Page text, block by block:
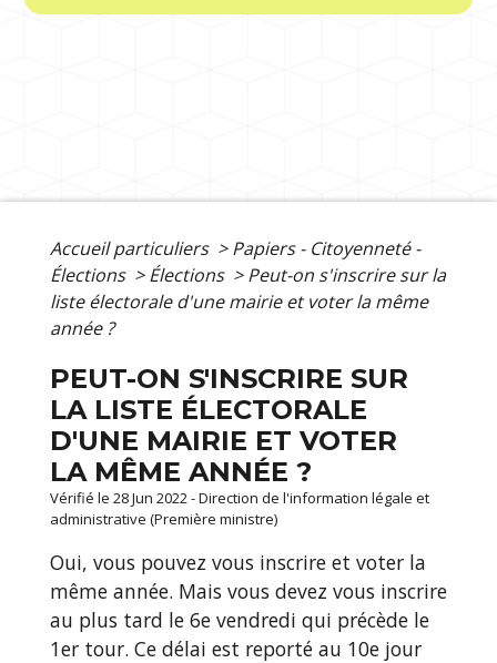
Accueil particuliers > Papiers - Citoyenneté -
Élections > Élections > Peut-on s'inscrire sur la
liste électorale d'une mairie et voter la même
année ?
PEUT-ON S'INSCRIRE SUR
LA LISTE ÉLECTORALE
D'UNE MAIRIE ET VOTER
LA MÊME ANNÉE ?
Vérifié le 28 Jun 2022 - Direction de l'information légale et
administrative (Première ministre)
Oui, vous pouvez vous inscrire et voter la
même année. Mais vous devez vous inscrire
au plus tard le 6e vendredi qui précède le
1er tour. Ce délai est reporté au 10e jour